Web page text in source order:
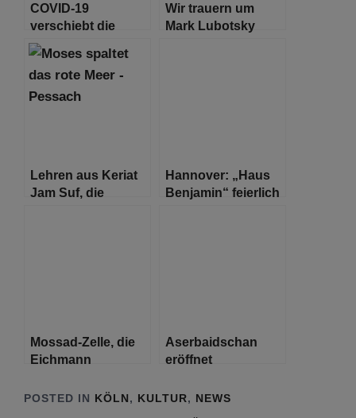
COVID-19
verschiebt die
Wiederbelebung
der jüdischen
Karnevalstradition
Wir trauern um
Mark Lubotsky
Lehren aus Keriat
Jam Suf, die
Hannover: „Haus
Benjamin“ feierlich
Mossad-Zelle, die
Eichmann
daran gehindert,
Aserbaidschan
eröffnet
Aviv als
POSTED IN KÖLN, KULTUR, NEWS